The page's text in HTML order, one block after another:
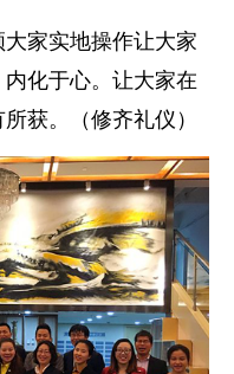
家实地操作让大家
化于心。让大家在
获。（修齐礼仪）